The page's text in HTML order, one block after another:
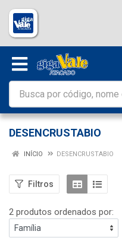
DESENCRUSTABIO
INÍCIO DESENCRUSTABIO
Filtros
2 produtos ordenados por: